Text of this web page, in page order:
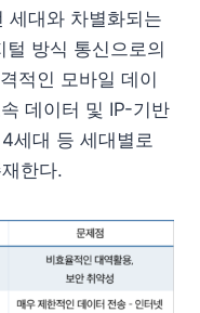
세대와 차별화되는
방식 통신으로의
적인 모바일 데이
데이터 및 IP-기반
세대 등 세대별로
한다.